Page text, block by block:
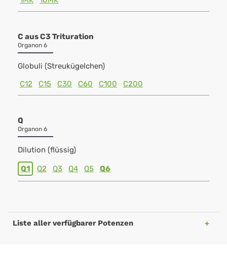
C aus C3 Trituration
Organon 6
Globuli (Streukügelchen)
C12
C15 C30 C60 C100 C200
Q
Organon 6
Dilution (flüssig)
Q1 Q2 Q3 Q4 Q5 Q6
Liste aller verfügbarer Potenzen